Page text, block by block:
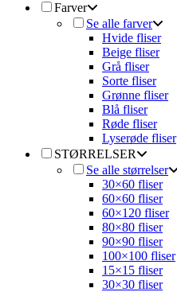
Farver
Se alle farver
Hvide fliser
Beige fliser
Grå fliser
Sorte fliser
Grønne fliser
Blå fliser
Røde fliser
Lyserøde fliser
STØRRELSER
Se alle størrelser
30×60 fliser
60×60 fliser
60×120 fliser
80×80 fliser
90×90 fliser
100×100 fliser
15×15 fliser
30×30 fliser